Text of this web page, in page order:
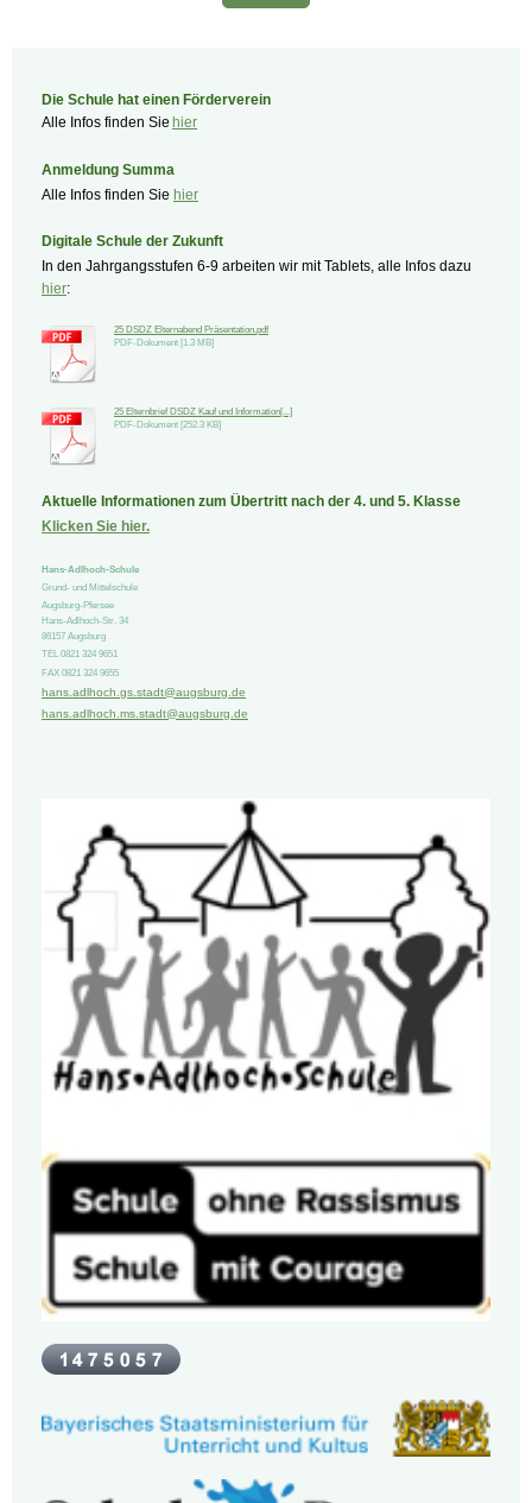
Die Schule hat einen Förderverein
Alle Infos finden Sie hier
Anmeldung Summa
Alle Infos finden Sie hier
Digitale Schule der Zukunft
In den Jahrgangsstufen 6-9 arbeiten wir mit Tablets, alle Infos dazu
hier:
25 DSDZ Elternabend Präsentation.pdf
PDF-Dokument [1.3 MB]
25 Elternbrief DSDZ Kauf und Information[...]
PDF-Dokument [252.3 KB]
Aktuelle Informationen zum Übertritt nach der 4. und 5. Klasse
Klicken Sie hier.
Hans-Adlhoch-Schule
Grund- und Mittelschule
Augsburg-Pfersee
Hans-Adlhoch-Str. 34
86157 Augsburg
TEL 0821 324 9651
FAX 0821 324 9655
hans.adlhoch.gs.stadt@augsburg.de
hans.adlhoch.ms.stadt@augsburg.de